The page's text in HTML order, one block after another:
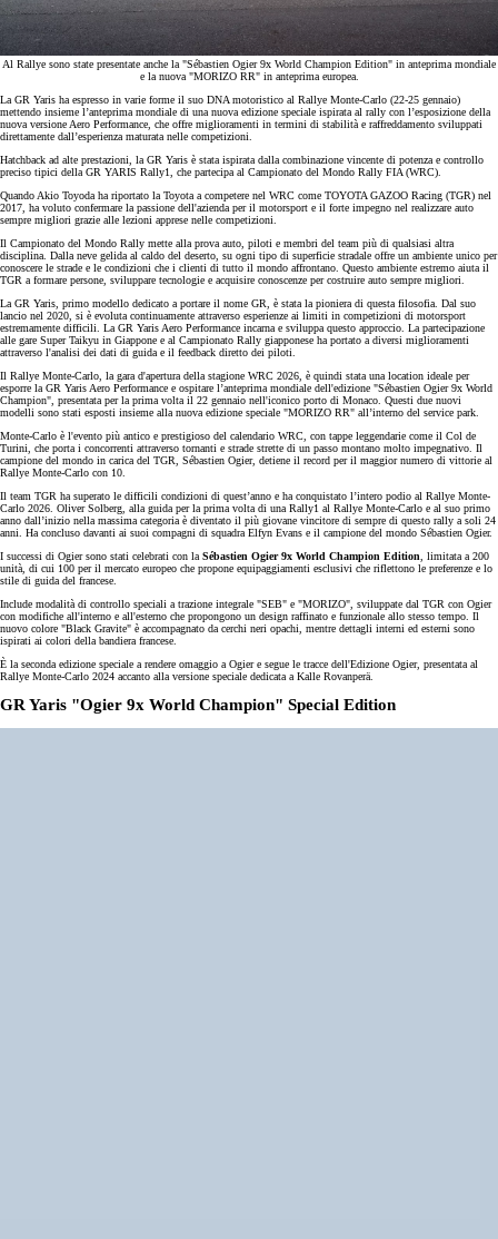
Al Rallye sono state presentate anche la "Sébastien Ogier 9x World Champion Edition" in anteprima mondiale
e la nuova "MORIZO RR" in anteprima europea.
La GR Yaris ha espresso in varie forme il suo DNA motoristico al Rallye Monte-Carlo (22-25 gennaio)
mettendo insieme l’anteprima mondiale di una nuova edizione speciale ispirata al rally con l’esposizione della
nuova versione Aero Performance, che offre miglioramenti in termini di stabilità e raffreddamento sviluppati
direttamente dall’esperienza maturata nelle competizioni.
Hatchback ad alte prestazioni, la GR Yaris è stata ispirata dalla combinazione vincente di potenza e controllo
preciso tipici della GR YARIS Rally1, che partecipa al Campionato del Mondo Rally FIA (WRC).
Quando Akio Toyoda ha riportato la Toyota a competere nel WRC come TOYOTA GAZOO Racing (TGR) nel
2017, ha voluto confermare la passione dell'azienda per il motorsport e il forte impegno nel realizzare auto
sempre migliori grazie alle lezioni apprese nelle competizioni.
Il Campionato del Mondo Rally mette alla prova auto, piloti e membri del team più di qualsiasi altra
disciplina. Dalla neve gelida al caldo del deserto, su ogni tipo di superficie stradale offre un ambiente unico per
conoscere le strade e le condizioni che i clienti di tutto il mondo affrontano. Questo ambiente estremo aiuta il
TGR a formare persone, sviluppare tecnologie e acquisire conoscenze per costruire auto sempre migliori.
La GR Yaris, primo modello dedicato a portare il nome GR, è stata la pioniera di questa filosofia. Dal suo
lancio nel 2020, si è evoluta continuamente attraverso esperienze ai limiti in competizioni di motorsport
estremamente difficili. La GR Yaris Aero Performance incarna e sviluppa questo approccio. La partecipazione
alle gare Super Taikyu in Giappone e al Campionato Rally giapponese ha portato a diversi miglioramenti
attraverso l'analisi dei dati di guida e il feedback diretto dei piloti.
Il Rallye Monte-Carlo, la gara d'apertura della stagione WRC 2026, è quindi stata una location ideale per
esporre la GR Yaris Aero Performance e ospitare l’anteprima mondiale dell'edizione "Sébastien Ogier 9x World
Champion", presentata per la prima volta il 22 gennaio nell'iconico porto di Monaco. Questi due nuovi
modelli sono stati esposti insieme alla nuova edizione speciale "MORIZO RR" all’interno del service park.
Monte-Carlo è l'evento più antico e prestigioso del calendario WRC, con tappe leggendarie come il Col de
Turini, che porta i concorrenti attraverso tornanti e strade strette di un passo montano molto impegnativo. Il
campione del mondo in carica del TGR, Sébastien Ogier, detiene il record per il maggior numero di vittorie al
Rallye Monte-Carlo con 10.
Il team TGR ha superato le difficili condizioni di quest’anno e ha conquistato l’intero podio al Rallye Monte-
Carlo 2026. Oliver Solberg, alla guida per la prima volta di una Rally1 al Rallye Monte-Carlo e al suo primo
anno dall’inizio nella massima categoria è diventato il più giovane vincitore di sempre di questo rally a soli 24
anni. Ha concluso davanti ai suoi compagni di squadra Elfyn Evans e il campione del mondo Sébastien Ogier.
I successi di Ogier sono stati celebrati con la Sébastien Ogier 9x World Champion Edition , limitata a 200
unità, di cui 100 per il mercato europeo che propone equipaggiamenti esclusivi che riflettono le preferenze e lo
stile di guida del francese.
Include modalità di controllo speciali a trazione integrale "SEB" e "MORIZO", sviluppate dal TGR con Ogier
con modifiche all'interno e all'esterno che propongono un design raffinato e funzionale allo stesso tempo. Il
nuovo colore "Black Gravite" è accompagnato da cerchi neri opachi, mentre dettagli interni ed esterni sono
ispirati ai colori della bandiera francese.
È la seconda edizione speciale a rendere omaggio a Ogier e segue le tracce dell'Edizione Ogier, presentata al
Rallye Monte-Carlo 2024 accanto alla versione speciale dedicata a Kalle Rovanperä.
GR Yaris "Ogier 9x World Champion" Special Edition